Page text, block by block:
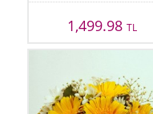
1,499.98TL